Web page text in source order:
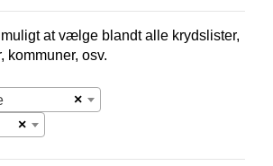
at vælge blandt alle krydslister,
kommuner, osv.
×
×